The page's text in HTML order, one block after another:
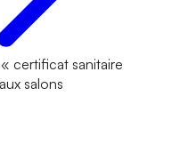
certificat sanitaire
salons